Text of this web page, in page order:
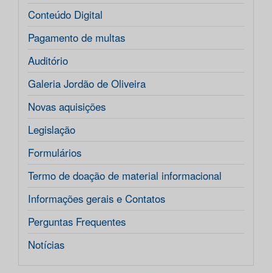
Conteúdo Digital
Pagamento de multas
Auditório
Galeria Jordão de Oliveira
Novas aquisições
Legislação
Formulários
Termo de doação de material informacional
Informações gerais e Contatos
Perguntas Frequentes
Notícias